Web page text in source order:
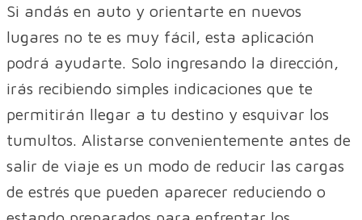
Si andás en auto y orientarte en nuevos
lugares no te es muy fácil, esta aplicación
podrá ayudarte. Solo ingresando la dirección,
irás recibiendo simples indicaciones que te
permitirán llegar a tu destino y esquivar los
tumultos. Alistarse convenientemente antes de
salir de viaje es un modo de reducir las cargas
de estrés que pueden aparecer reduciendo o